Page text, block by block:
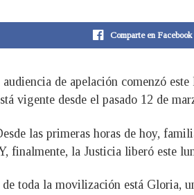
Comparte en Facebook
audiencia de apelación comenzó
vigente desde el pasado 12 de
las primeras horas de hoy,
finalmente, la Justicia liberó este
toda la movilización está Gloria,